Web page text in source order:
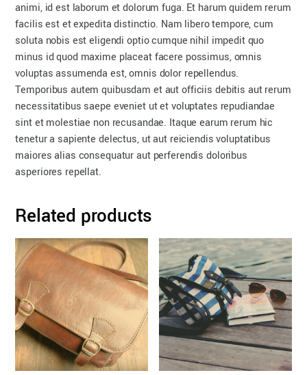
animi, id est laborum et dolorum fuga. Et harum quidem rerum
facilis est et expedita distinctio. Nam libero tempore, cum
soluta nobis est eligendi optio cumque nihil impedit quo
minus id quod maxime placeat facere possimus, omnis
voluptas assumenda est, omnis dolor repellendus.
Temporibus autem quibusdam et aut officiis debitis aut rerum
necessitatibus saepe eveniet ut et voluptates repudiandae
sint et molestiae non recusandae. Itaque earum rerum hic
tenetur a sapiente delectus, ut aut reiciendis voluptatibus
maiores alias consequatur aut perferendis doloribus
asperiores repellat.
Related products